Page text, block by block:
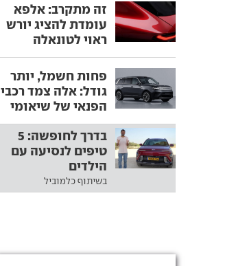
זה מתקרב: אלפא
עומדת להציג יורש
ראוי לטונאלה
פחות חשמל, יותר
גודל: אלה צמד רכבי
הפנאי של שיאומי
בדרך לחופשה: 5
טיפים לנסיעה עם
הילדים
בשיתוף כלמוביל